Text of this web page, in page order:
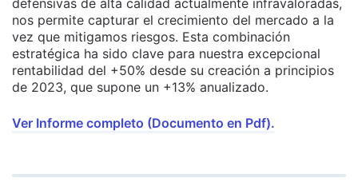
nos permite capturar el crecimiento del mercado a la
vez que mitigamos riesgos. Esta combinación
estratégica ha sido clave para nuestra excepcional
rentabilidad del +50% desde su creación a principios
de 2023, que supone un +13% anualizado.
Ver Informe completo (Documento en Pdf).